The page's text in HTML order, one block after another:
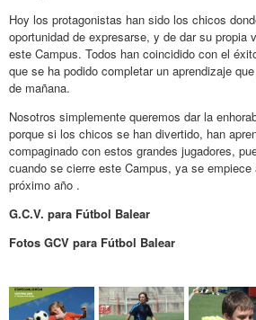
Hoy los protagonistas han sido los chicos
oportunidad de expresarse, y de dar su propia
este Campus. Todos han coincidido con el
que se ha podido completar un aprendizaje
de mañana.
Nosotros simplemente queremos dar la
porque si los chicos se han divertido, han
compaginado con estos grandes jugadores,
cuando se cierre este Campus, ya se empiece
próximo año .
G.C.V. para Fútbol Balear
Fotos GCV para Fútbol Balear